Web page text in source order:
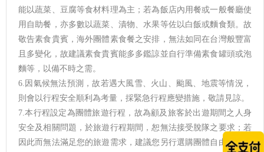
能以蔬菜、豆腐等食材料理為主；若為飯店內用餐或一般餐廳使
用自助餐，亦多數以蔬菜、漬物、水果等佐以白飯或麵食類。故
敬告素食貴賓，海外團體素食餐之安排，無法如同在台灣般豐富
且多變化，故建議素食貴賓能多多鑑諒並自行準備素食罐頭或泡
麵等，以備不時之需。
6.因氣候無法預測，故若遇大風雪、火山、颱風、地震等情況，
則會以行程安全順利為考量，採緊急行程應變措施，敬請見諒。
7.本行程設定為團體旅遊行程，故為顧及旅客於出遊期間之人身
安全及相關問題，於旅遊行程期間，恕無法接受脫隊之要求；若
因此而無法滿足您的旅遊需求，建議您另行選購團體自由行或航